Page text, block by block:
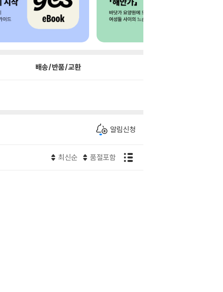
배송/반품/교환
알림신청
최신순 품절포함